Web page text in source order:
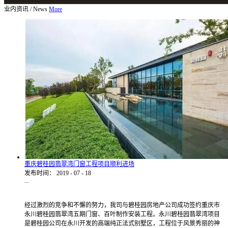
业内资讯 / News More
重庆碧桂园翡翠湾门窗工程项目顺利进场
发布时间：
2019 - 07 - 18
...
经过激烈的竞争和不懈的努力，我司与碧桂园房地产公司成功签约重庆市
永川碧桂园翡翠湾五期门窗、百叶制作安装工程。永川碧桂园翡翠湾项目
是碧桂园公司在永川开发的高端纯正法式别墅区，工程位于风景秀丽的神